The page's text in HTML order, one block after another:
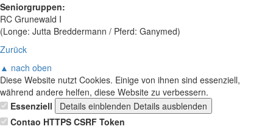
Seniorgruppen:
RC Grunewald I
(Longe: Jutta Breddermann / Pferd: Ganymed)
Zurück
▲ nach oben
Diese Website nutzt Cookies. Einige von ihnen sind essenziell,
während andere helfen, diese Website zu verbessern.
Essenziell
Details einblenden Details ausblenden
Contao HTTPS CSRF Token